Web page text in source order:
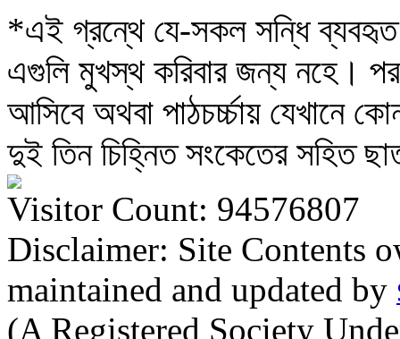
*এই গ্রন্থে যে-সকল সন্ধি
এগুলি মুখস্থ করিবার জন্য নহে।
আসিবে অথবা পাঠচর্চ্চায়
দুই তিন চিহ্নিত সংকেতের সহিত
Visitor Count: 94576807
Disclaimer: Site Contents
maintained and updated by
(A Registered Society